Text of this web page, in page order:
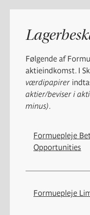
Følgende af
aktieindkomst. I
værdipapirer
aktier/beviser i
minus).
Formuepleje
Opportunities
Formuepleje